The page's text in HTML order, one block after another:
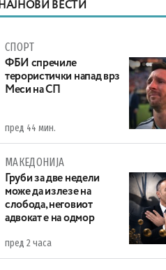
НАЈНОВИ ВЕСТИ
СПОРТ
ФБИ спречиле
терористички напад врз
Меси на СП
пред 44 мин.
МАКЕДОНИЈА
Груби за две недели
може да излезе на
слобода, неговиот
адвокат е на одмор
пред 2 часа